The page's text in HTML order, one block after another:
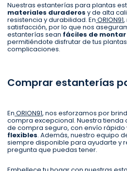
Nuestras estanterías para plantas
materiales duraderos y de alta
resistencia y durabilidad. En ORION91
satisfacción, por lo que nos
estanterías sean fáciles de
permitiéndote disfrutar de tus
complicaciones.
Comprar estanterías
En ORION91, nos esforzamos por
compra excepcional. Nuestra tienda
de compra seguro, con envío rápido
flexibles. Además, nuestro equipo
siempre disponible para ayudarte y
pregunta que puedas tener.